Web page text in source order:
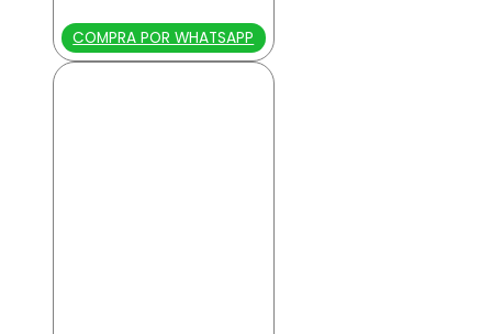
COMPRA POR WHATSAPP